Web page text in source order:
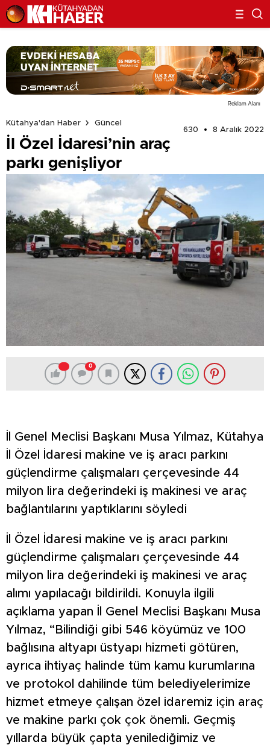
Reklam Alanı
Kütahya'dan Haber
Güncel
630
8 Aralık 2022
İl Özel İdaresi’nin araç
parkı genişliyor
0
İl Genel Meclisi Başkanı Musa Yılmaz, Kütahya
İl Özel İdaresi makine ve iş aracı parkını
güçlendirme çalışmaları çerçevesinde 44
milyon lira değerindeki iş makinesi ve araç
bağlantılarını yaptıklarını söyledi
İl Özel İdaresi makine ve iş aracı parkını
güçlendirme çalışmaları çerçevesinde 44
milyon lira değerindeki iş makinesi ve araç
alımı yapılacağı bildirildi. Konuyla ilgili
açıklama yapan İl Genel Meclisi Başkanı Musa
Yılmaz, “Bilindiği gibi 546 köyümüz ve 100
bağlısına altyapı üstyapı hizmeti götüren,
ayrıca ihtiyaç halinde tüm kamu kurumlarına
ve protokol dahilinde tüm belediyelerimize
hizmet etmeye çalışan özel idaremiz için araç
ve makine parkı çok çok önemli. Geçmiş
yıllarda büyük çapta yenilediğimiz ve